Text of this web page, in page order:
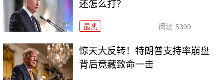
还怎么打？
最热 阅读 5399
惊天大反转！特朗普支持率崩盘
背后竟藏致命一击